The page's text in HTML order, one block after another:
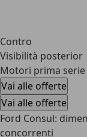
Contro
Visibilità posterior
Motori prima serie
Vai alle offerte
Vai alle offerte
Ford Consul:
concorrenti